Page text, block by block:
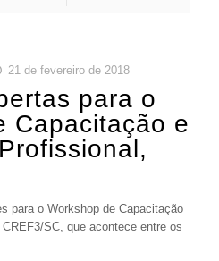
21 de fevereiro de 2018
para o
Capacitação e
para o Workshop de Capacitação
SC, que acontece entre os